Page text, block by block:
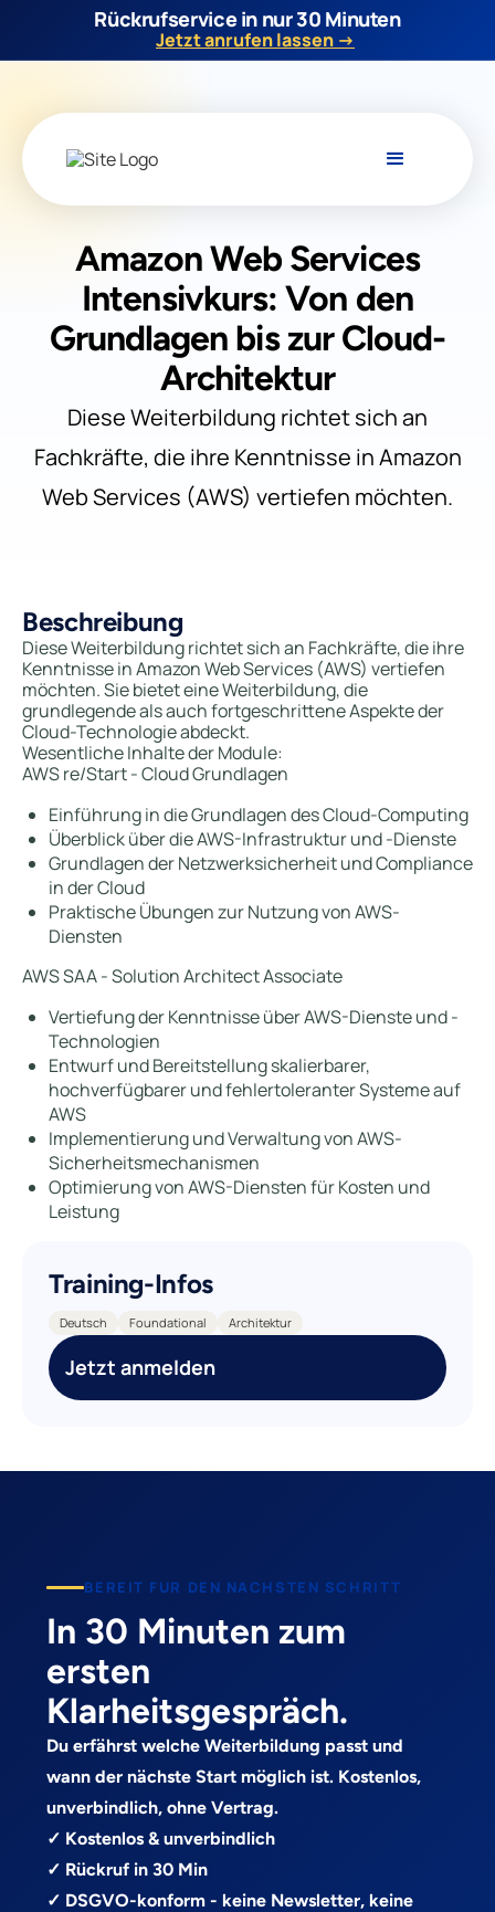
Rückrufservice in nur 30 Minuten
Jetzt anrufen lassen →
Amazon Web Services
Intensivkurs: Von den
Grundlagen bis zur Cloud-
Architektur
Diese Weiterbildung richtet sich an
Fachkräfte, die ihre Kenntnisse in Amazon
Web Services (AWS) vertiefen möchten.
Beschreibung
Diese Weiterbildung richtet sich an Fachkräfte, die ihre
Kenntnisse in Amazon Web Services (AWS) vertiefen
möchten. Sie bietet eine Weiterbildung, die
grundlegende als auch fortgeschrittene Aspekte der
Cloud-Technologie abdeckt.
Wesentliche Inhalte der Module:
AWS re/Start - Cloud Grundlagen
Einführung in die Grundlagen des Cloud-Computing
Überblick über die AWS-Infrastruktur und -Dienste
Grundlagen der Netzwerksicherheit und Compliance
in der Cloud
Praktische Übungen zur Nutzung von AWS-
Diensten
AWS SAA - Solution Architect Associate
Vertiefung der Kenntnisse über AWS-Dienste und -
Technologien
Entwurf und Bereitstellung skalierbarer,
hochverfügbarer und fehlertoleranter Systeme auf
AWS
Implementierung und Verwaltung von AWS-
Sicherheitsmechanismen
Optimierung von AWS-Diensten für Kosten und
Leistung
Training-Infos
Deutsch Foundational Architektur
Jetzt anmelden
BEREIT FUR DEN NACHSTEN SCHRITT
In 30 Minuten zum
ersten
Klarheitsgespräch.
Du erfährst welche Weiterbildung passt und
wann der nächste Start möglich ist. Kostenlos,
unverbindlich, ohne Vertrag.
✓ Kostenlos & unverbindlich
✓ Rückruf in 30 Min
✓ DSGVO-konform - keine Newsletter, keine